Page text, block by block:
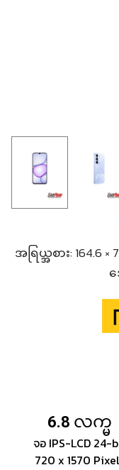
အရြယ္အစား:
6.8 လက္မ
จอ IPS-LCD 24-
720 x 1570